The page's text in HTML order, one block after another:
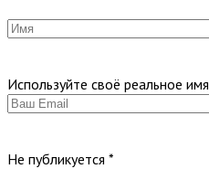
Используйте своё реальное имя
Не публикуется *